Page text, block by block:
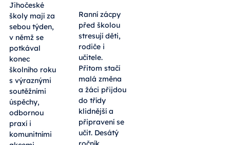
Jihočeské
školy mají za
sebou týden,
v němž se
potkával
konec
školního roku
s výraznými
soutěžními
úspěchy,
odbornou
praxí i
komunitními
Ranní zácpy
před školou
stresují děti,
rodiče i
učitele.
Přitom stačí
malá změna
a žáci přijdou
do třídy
klidnější a
připravení se
učit. Desátý